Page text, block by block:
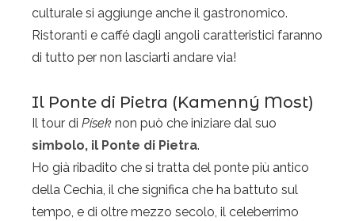
culturale si aggiunge anche il gastronomico.
Ristoranti e caffé dagli angoli caratteristici faranno
di tutto per non lasciarti andare via!
Il Ponte di Pietra (Kamenný Most)
Il tour di Písek non può che iniziare dal suo
simbolo, il Ponte di Pietra.
Ho già ribadito che si tratta del ponte più antico
della Cechia, il che significa che ha battuto sul
tempo, e di oltre mezzo secolo, il celeberrimo